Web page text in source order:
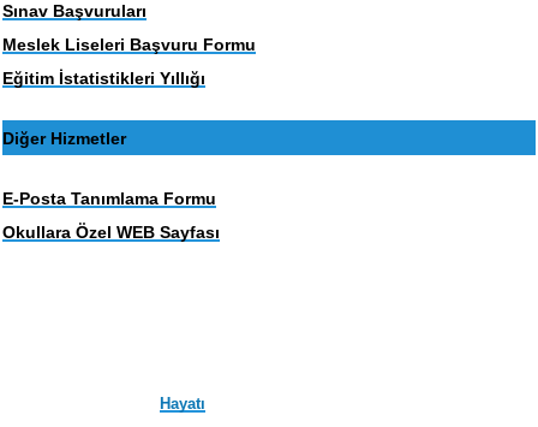
Sınav Başvuruları
Meslek Liseleri Başvuru Formu
Eğitim İstatistikleri Yıllığı
Diğer Hizmetler
E-Posta Tanımlama Formu
Okullara Özel WEB Sayfası
Hayatı